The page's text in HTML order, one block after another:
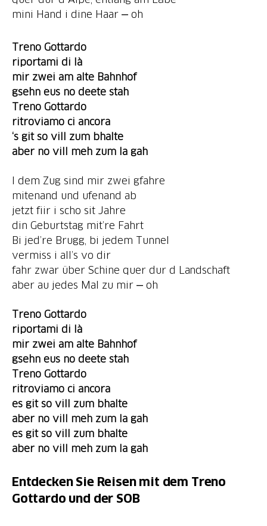
mini Hand i dine Haar ‒ oh
Treno Gottardo
riportami di là
mir zwei am alte Bahnhof
gsehn eus no deete stah
Treno Gottardo
ritroviamo ci ancora
‘s git so vill zum bhalte
aber no vill meh zum la gah
I dem Zug sind mir zwei gfahre
mitenand und ufenand ab
jetzt fiir i scho sit Jahre
din Geburtstag mit’re Fahrt
Bi jed’re Brugg, bi jedem Tunnel
vermiss i all’s vo dir
fahr zwar über Schine quer dur d Landschaft
aber au jedes Mal zu mir ‒ oh
Treno Gottardo
riportami di là
mir zwei am alte Bahnhof
gsehn eus no deete stah
Treno Gottardo
ritroviamo ci ancora
es git so vill zum bhalte
aber no vill meh zum la gah
es git so vill zum bhalte
aber no vill meh zum la gah
Entdecken Sie Reisen mit dem Treno
Gottardo und der SOB